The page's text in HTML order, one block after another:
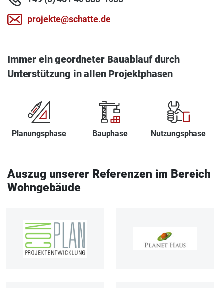
projekte@schatte.de
Immer ein geordneter Bauablauf durch
Unterstützung in allen Projektphasen
Planungsphase Bauphase Nutzungsphase
Auszug unserer Referenzen im Bereich
Wohngebäude